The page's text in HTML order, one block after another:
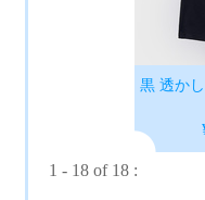
黒 透か
1 - 18 of 18 :